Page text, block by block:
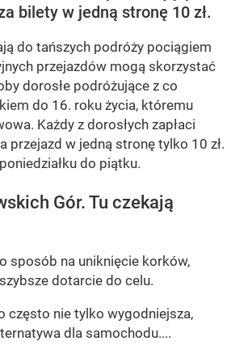
bilety w jedną stronę 10 zł.
do tańszych podróży pociągiem
przejazdów mogą skorzystać
dorosłe podróżujące z co
do 16. roku życia, któremu
Każdy z dorosłych zapłaci
przejazd w jedną stronę tylko 10 zł.
do piątku.
Gór. Tu czekają
sposób na uniknięcie korków,
dotarcie do celu.
często nie tylko wygodniejsza,
dla samochodu....